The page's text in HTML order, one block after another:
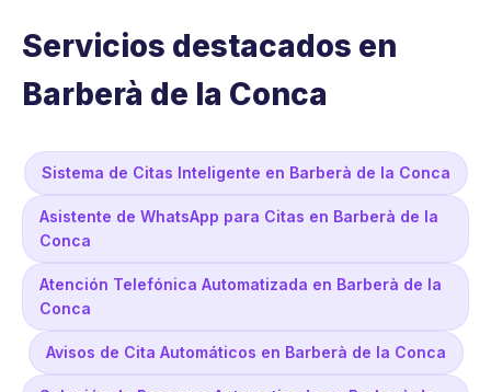
Servicios destacados en
Barberà de la Conca
Sistema de Citas Inteligente en Barberà de la Conca
Asistente de WhatsApp para Citas en Barberà de la
Conca
Atención Telefónica Automatizada en Barberà de la
Conca
Avisos de Cita Automáticos en Barberà de la Conca